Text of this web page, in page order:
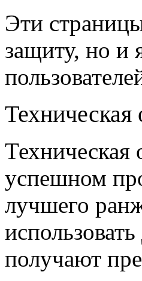
Эти
защиту, но и
Техническая
успешном
лучшего
получают